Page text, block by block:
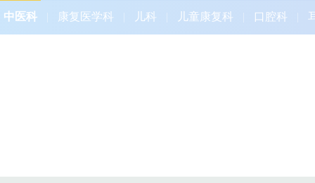
中医科 康复医学科 儿科 儿童康复科 口腔科